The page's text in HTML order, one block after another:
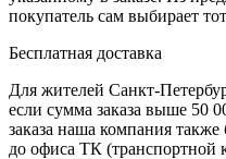
покупатель сам выбирает
Бесплатная доставка
Для жителей Санкт-
если сумма заказа выше 50
заказа наша компания
до офиса ТК (транспортной